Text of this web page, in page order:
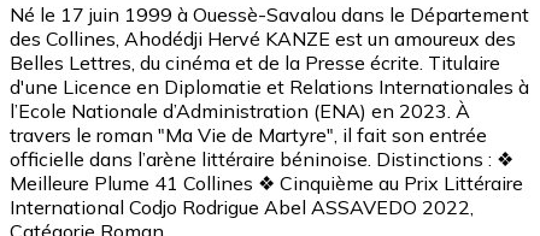
Né le 17 juin 1999 à Ouessè-Savalou dans le Département
des Collines, Ahodédji Hervé KANZE est un amoureux des
Belles Lettres, du cinéma et de la Presse écrite. Titulaire
d'une Licence en Diplomatie et Relations Internationales à
l’Ecole Nationale d’Administration (ENA) en 2023. À
travers le roman "Ma Vie de Martyre", il fait son entrée
officielle dans l’arène littéraire béninoise. Distinctions : ❖
Meilleure Plume 41 Collines ❖ Cinquième au Prix Littéraire
International Codjo Rodrigue Abel ASSAVEDO 2022,
Catégorie Roman